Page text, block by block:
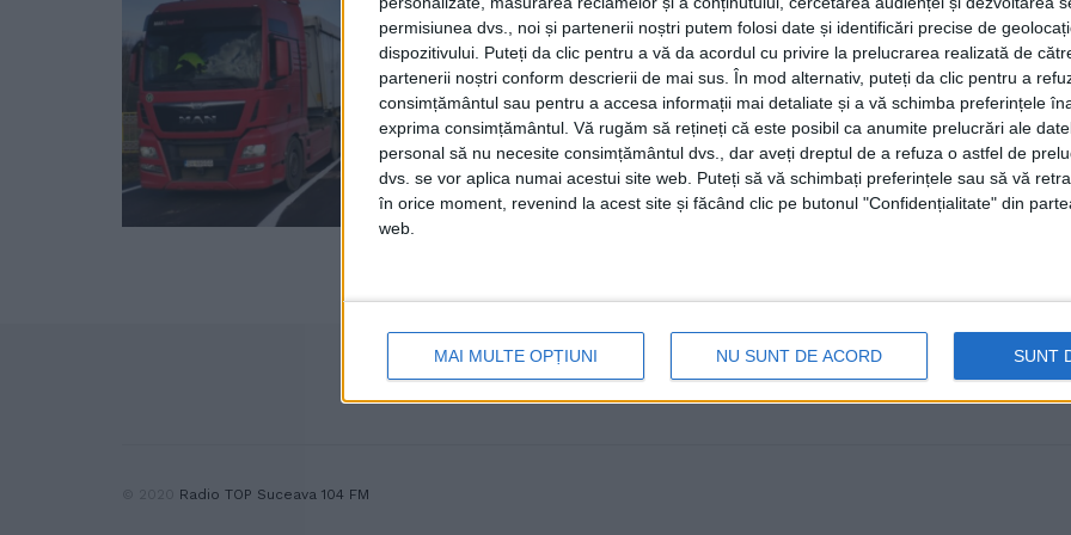
permisiunea dvs., noi și partenerii noștri putem folosi date și identificări precise de
dispozitivului. Puteți da clic pentru a vă da acordul cu privire la prelucrarea realizată de
partenerii noștri conform descrierii de mai sus. În mod alternativ, puteți da clic pentru a
consimțământul sau pentru a accesa informații mai detaliate și a vă schimba preferințele
exprima consimțământul. Vă rugăm să rețineți că este posibil ca anumite prelucrări ale
personal să nu necesite consimțământul dvs., dar aveți dreptul de a refuza o astfel de
dvs. se vor aplica numai acestui site web. Puteți să vă schimbați preferințele sau să vă
în orice moment, revenind la acest site și făcând clic pe butonul "Confidențialitate" din
web.
MAI MULTE OPȚIUNI NU SUNT DE ACORD SUNT
cer insistent, așa cum am văzut
transportul cerealelor”
29 AUGUST, 2023
Președintele Consiliului Județean Suceava,
europene, pentru reabilitarea infrastructurii
Radio TOP Suceava 104 FM